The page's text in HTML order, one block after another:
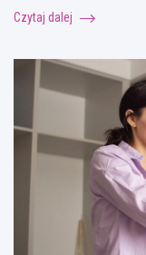
Czytaj dalej